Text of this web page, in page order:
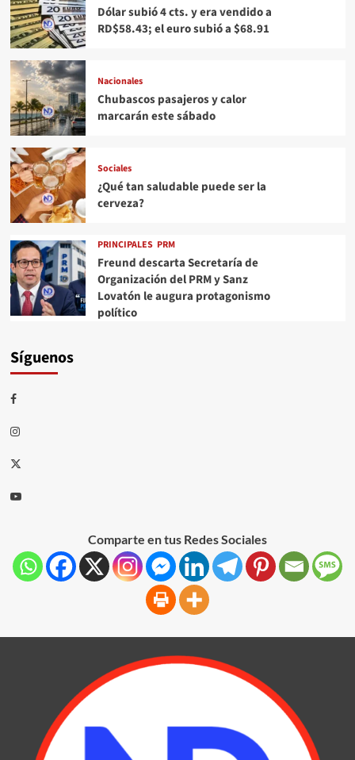
Dólar subió 4 cts. y era vendido a
RD$58.43; el euro subió a $68.91
Nacionales
Chubascos pasajeros y calor
marcarán este sábado
Sociales
¿Qué tan saludable puede ser la
cerveza?
PRINCIPALES PRM
Freund descarta Secretaría de
Organización del PRM y Sanz
Lovatón le augura protagonismo
político
Síguenos
Comparte en tus Redes Sociales